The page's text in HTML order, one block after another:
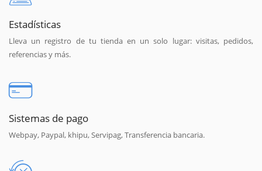
Estadísticas
Lleva un registro de tu tienda en un solo lugar: visitas, pedidos,
referencias y más.
Sistemas de pago
Webpay, Paypal, khipu, Servipag, Transferencia bancaria.